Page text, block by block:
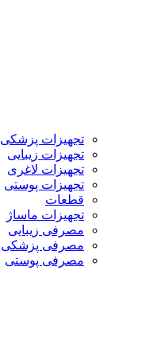
تجهیزات پزشکی
تجهیزات زیبایی
تجهیزات لاغری
تجهیزات پوستی
قطعات
تجهیزات ماساژ
مصرفی زیبایی
مصرفی پزشکی
مصرفی پوستی